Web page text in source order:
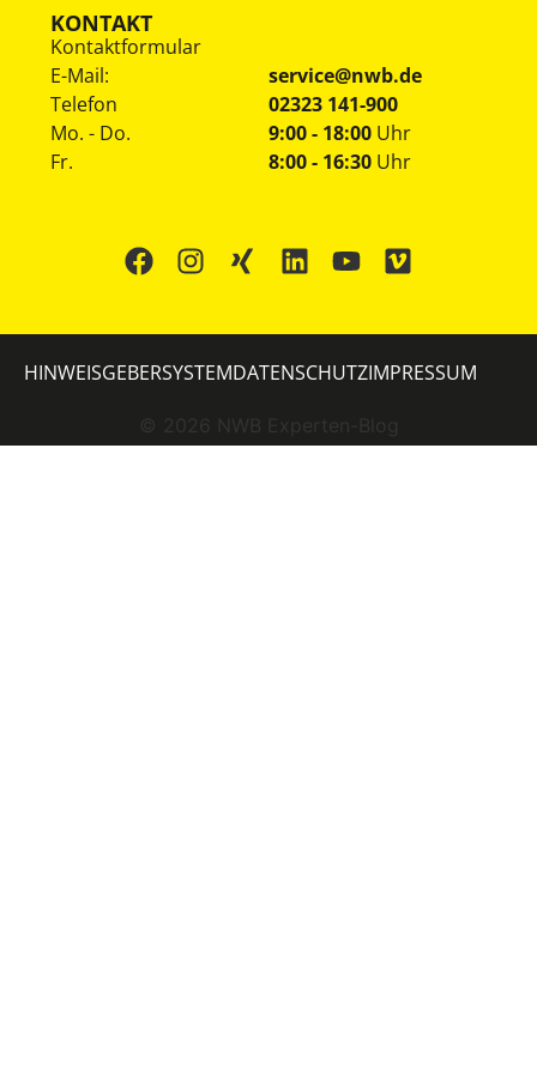
KONTAKT
Kontaktformular
E-Mail:
service@nwb.de
Telefon
02323 141-900
Mo. - Do.
Fr.
9:00 - 18:00 Uhr
8:00 - 16:30 Uhr
© 2026 NWB Experten-Blog
HINWEISGEBERSYSTEMDATENSCHUTZIMPRESSUM